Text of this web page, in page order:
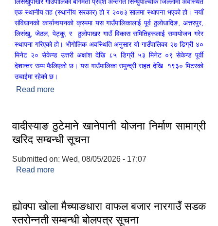
लिसंखुपाखर गाउँपालिका बागमती प्रदेश अन्तर्गत सिन्धुपाल्चोक जिल्लामा अवस्थित
एक स्थानीय तह (स्थानीय सरकार) हो र २०७३ सालमा स्थापना भएको हो। नयाँ
संविधानको कार्यान्वयनको क्रममा यस गाउँपालिकालाई पूर्व ठुलोधादिङ, अत्तरपुर,
लिसंखु, जेठल, पेट्कु, र ठुलोपाखर गाउँ विकास समितिहरूलाई समायोजन गरेर
स्थापना गरिएको हो। भौगोलिक अवस्थिति अनुसार यो गाउँपालिका २७ डिग्री ४०
मिनेट २० सेकेन्ड उत्तरी अक्षांश देखि ८५ डिग्री ५३ मिनेट ०९ सेकेन्ड पूर्वी
देशान्तर सम्म फैलिएको छ। यस गाउँपालिका समुन्द्री सहत देखि १९३० मिटरको
उचाईमा रहेको छ।
Read more
वादीस्याङ ठुटेमाने खानेपानी याेजना निर्माण सामाग्री
खरिद सम्बन्धी सूचना
Submitted on: Wed, 08/05/2026 - 17:07
Read more
ह्याेक्पा खाेला मैच्याङधारा वाफल बजार नारगाउँ सडक
स्तराेन्नती सम्बन्धी बाेलपत्र सूचना